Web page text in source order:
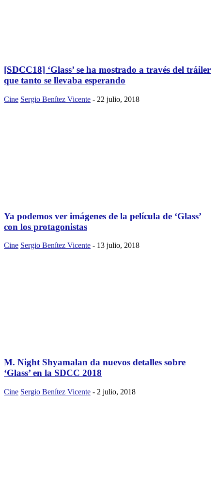
[SDCC18] ‘Glass’ se ha mostrado a través del tráiler
que tanto se llevaba esperando
Cine Sergio Benítez Vicente - 22 julio, 2018
Ya podemos ver imágenes de la película de ‘Glass’
con los protagonistas
Cine Sergio Benítez Vicente - 13 julio, 2018
M. Night Shyamalan da nuevos detalles sobre
‘Glass’ en la SDCC 2018
Cine Sergio Benítez Vicente - 2 julio, 2018